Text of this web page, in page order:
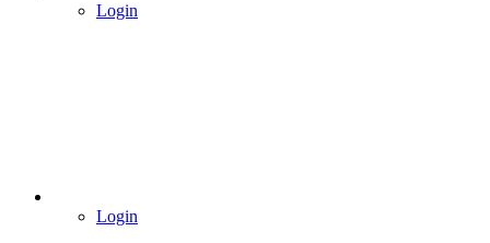
Login
Login